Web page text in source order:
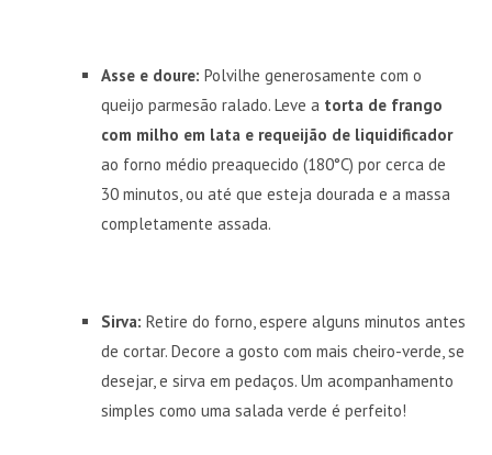
Asse e doure: Polvilhe generosamente com o
queijo parmesão ralado. Leve a torta de frango
com milho em lata e requeijão de liquidificador
ao forno médio preaquecido (180°C) por cerca de
30 minutos, ou até que esteja dourada e a massa
completamente assada.
Sirva: Retire do forno, espere alguns minutos antes
de cortar. Decore a gosto com mais cheiro-verde, se
desejar, e sirva em pedaços. Um acompanhamento
simples como uma salada verde é perfeito!